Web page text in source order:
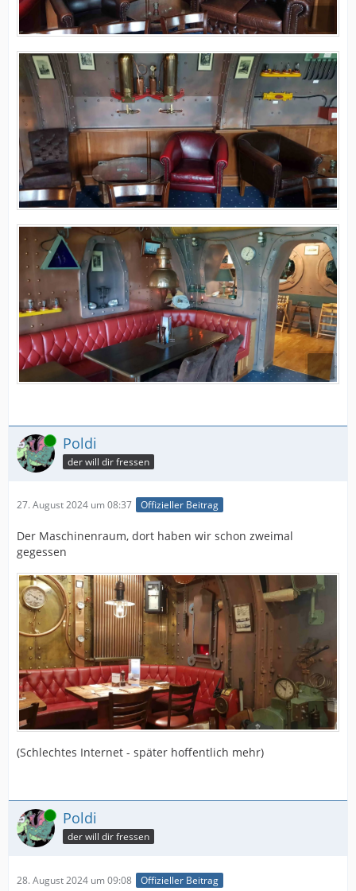
Online Poldi
der will dir fressen
27. August 2024 um 08:37 Offizieller Beitrag
Der Maschinenraum, dort haben wir schon zweimal
gegessen
(Schlechtes Internet - später hoffentlich mehr)
Online Poldi
der will dir fressen
28. August 2024 um 09:08 Offizieller Beitrag